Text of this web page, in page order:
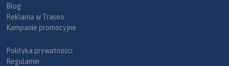
Blog
Reklama w Traseo
Kampanie promocyjne
Polityka prywatności
Regulamin